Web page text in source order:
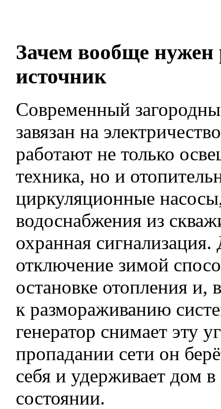
Зачем вообще нужен
источник
Современный
завязан на
работают не только
техника, но и
циркуляционные
водоснабжения из
охранная
отключение зимой
остановке отопления и,
к размораживанию
генератор снимает эту
пропадании сети он
себя и удерживает дом
состоянии.